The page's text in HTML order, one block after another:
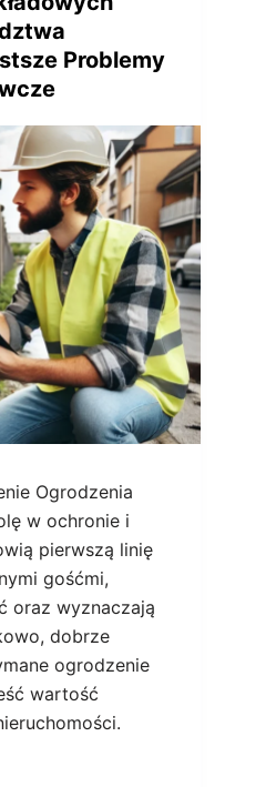
Problemy
Ogrodzenia
w ochronie i
pierwszą linię
gośćmi,
oraz wyznaczają
dobrze
ogrodzenie
wartość